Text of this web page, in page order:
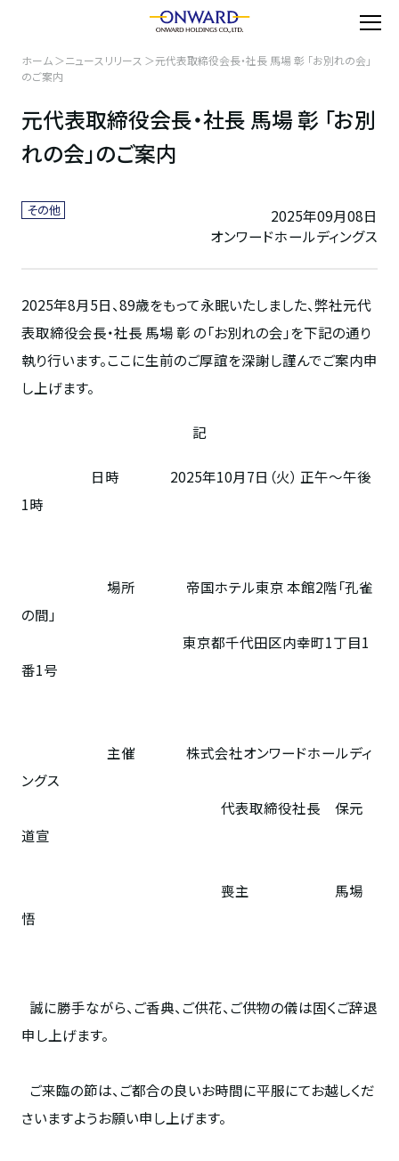
ホーム ニュースリリース
元代表取締役会長・社長 馬場 彰 「お別れの会」
のご案内
元代表取締役会長・社長 馬場 彰 「お別
れの会」のご案内
その他
2025年09月08日
オンワードホールディングス
2025年8月5日、89歳をもって永眠いたしました、弊社元代
表取締役会長・社長 馬場 彰 の「お別れの会」を下記の通り
執り行います。ここに生前のご厚誼を深謝し謹んでご案内申
し上げます。
記
日時 2025年10月7日（火） 正午～午後
1時
場所 帝国ホテル東京 本館2階「孔雀
の間」
東京都千代田区内幸町1丁目1
番1号
主催
株式会社オンワードホールディ
ングス
代表取締役社長 保元
道宣
喪主 馬場
悟
誠に勝手ながら、ご香典、ご供花、ご供物の儀は固くご辞退
申し上げます。
ご来臨の節は、ご都合の良いお時間に平服にてお越しくだ
さいますようお願い申し上げます。